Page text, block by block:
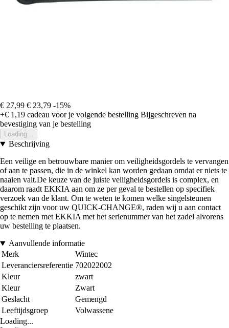
€ 27,99 € 23,79 -15%
+€ 1,19 cadeau voor je volgende bestelling Bijgeschreven na
bevestiging van je bestelling
Loading...
Beschrijving
Een veilige en betrouwbare manier om veiligheidsgordels te vervangen
of aan te passen, die in de winkel kan worden gedaan omdat er niets te
naaien valt.De keuze van de juiste veiligheidsgordels is complex, en
daarom raadt EKKIA aan om ze per geval te bestellen op specifiek
verzoek van de klant. Om te weten te komen welke singelsteunen
geschikt zijn voor uw QUICK-CHANGE®, raden wij u aan contact
op te nemen met EKKIA met het serienummer van het zadel alvorens
uw bestelling te plaatsen.
Aanvullende informatie
Merk
Wintec
Leveranciersreferentie 702022002
Kleur
zwart
Kleur
Zwart
Geslacht
Gemengd
Leeftijdsgroep
Volwassene
Loading...